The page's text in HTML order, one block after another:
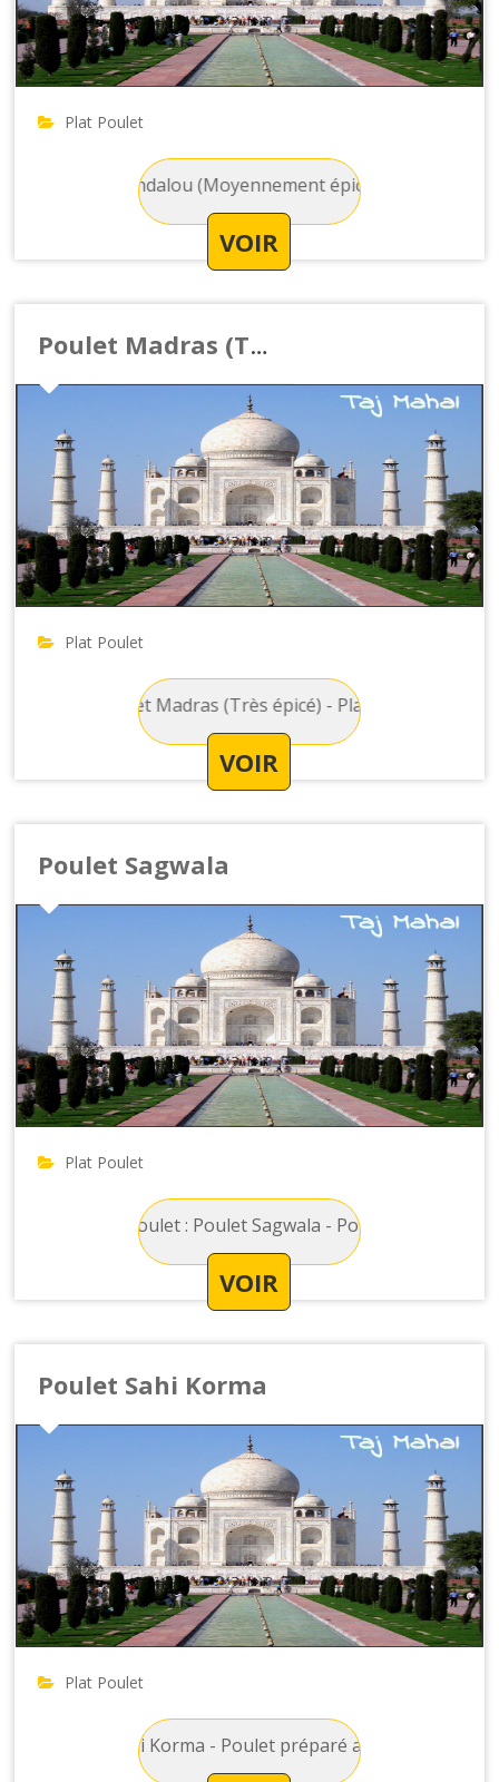
Plat Poulet
Vandalou (Moyennement épicé) - Poulet aux
VOIR
Poulet Madras (Très épicé)
Plat Poulet
: Poulet Madras (Très épicé) - Plat originaire du sud de
VOIR
Poulet Sagwala
Plat Poulet
Poulet : Poulet Sagwala - Poulet au curry avec
VOIR
Poulet Sahi Korma
Plat Poulet
Sahi Korma - Poulet préparé avec des amandes, des